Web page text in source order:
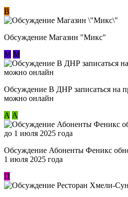
В
Обсуждение Магазин "Микс"
М М
Обсуждение В ДНР записаться на
можно онлайн
А А
Обсуждение Абоненты Феникс
1 июля 2025 года
П